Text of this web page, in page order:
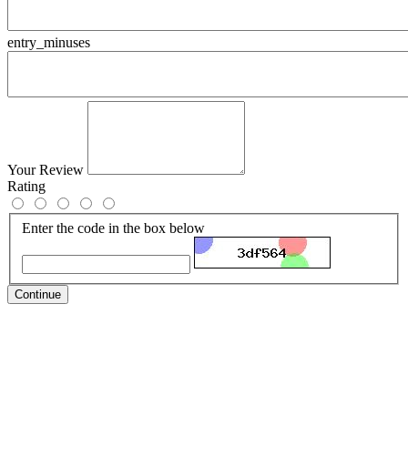
entry_minuses
Your Review
Rating
Enter the code in the box below
Continue